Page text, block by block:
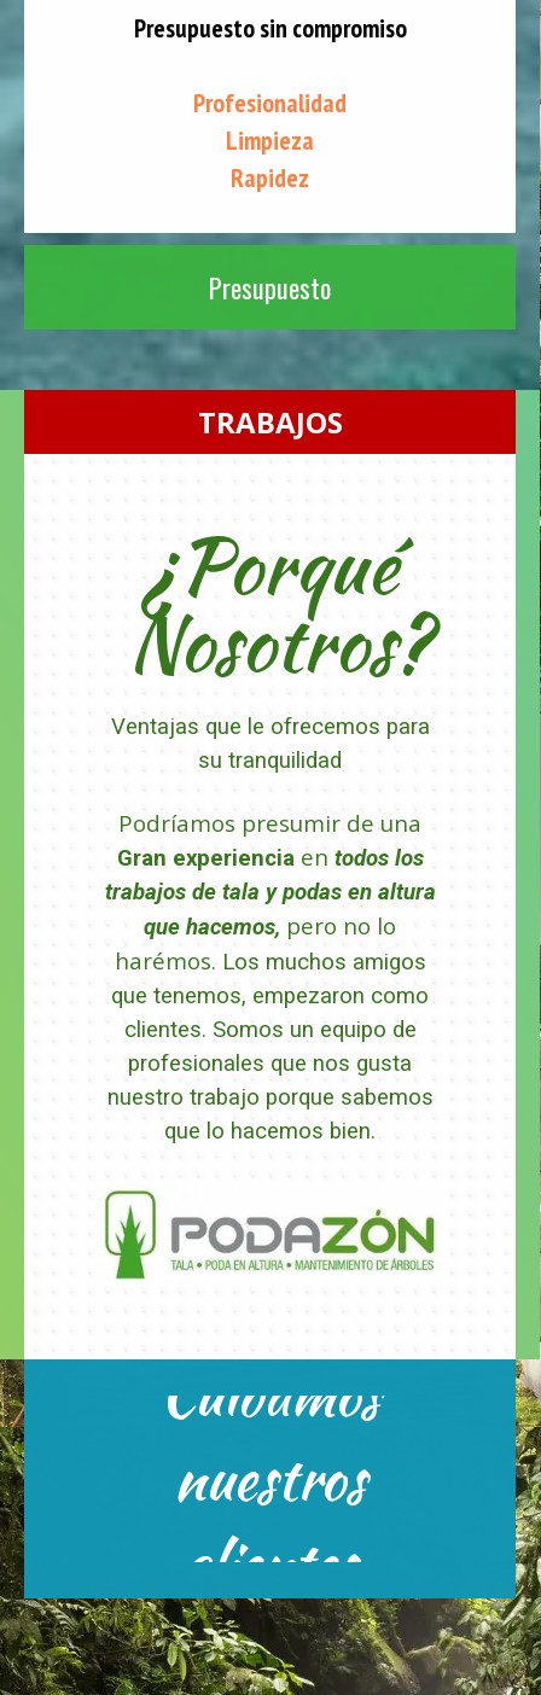
Presupuesto sin compromiso
Profesionalidad
Limpieza
Rapidez
Presupuesto
TRABAJOS
¿Porqué
Nosotros?
Ventajas que le ofrecemos para
su tranquilidad
Podríamos presumir de una
Gran experienciaen todos los
trabajos de tala y podas en altura
que hacemos, pero no lo
harémos. Los muchos amigos
que tenemos, empezaron como
clientes. Somos un equipo de
profesionales que nos gusta
nuestro trabajo porque sabemos
que lo hacemos bien.
Cuidamos
nuestros
clientes
Estamos su disposición 24
hras.x7
Escríbenos